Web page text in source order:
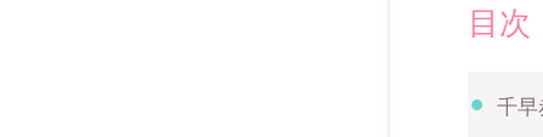
目次
千早